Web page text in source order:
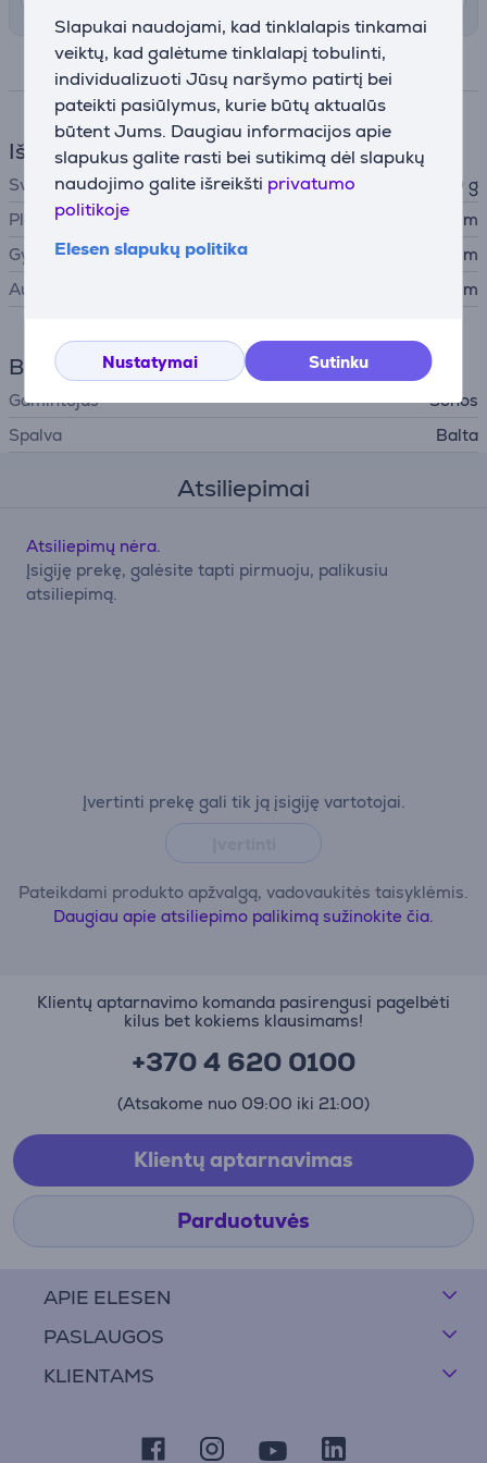
Slapukai naudojami, kad tinklalapis tinkamai
veiktų, kad galėtume tinklalapį tobulinti,
individualizuoti Jūsų naršymo patirtį bei
pateikti pasiūlymus, kurie būtų aktualūs
būtent Jums. Daugiau informacijos apie
slapukus galite rasti bei sutikimą dėl slapukų
naudojimo galite išreikšti privatumo
politikoje
Elesen slapukų politika
Nustatymai Sutinku
Specifikacija
Išmatavimai
Svoris
120 g
Plotis
6,2 cm
Gylis
6 cm
Aukštis
1,5 cm
Bendri parametrai
Gamintojas
Sonos
Spalva
Balta
Atsiliepimai
Įvertinti prekę gali tik ją įsigiję vartotojai.
Pateikdami produkto apžvalgą, vadovaukitės taisyklėmis.
Daugiau apie atsiliepimo palikimą sužinokite čia.
Atsiliepimų nėra.
Įsigiję prekę, galėsite tapti pirmuoju, palikusiu
atsiliepimą.
APIE ELESEN
PASLAUGOS
KLIENTAMS
Klientų aptarnavimo komanda pasirengusi pagelbėti
kilus bet kokiems klausimams!
+370 4 620 0100
(Atsakome nuo 09:00 iki 21:00)
Klientų aptarnavimas
Parduotuvės